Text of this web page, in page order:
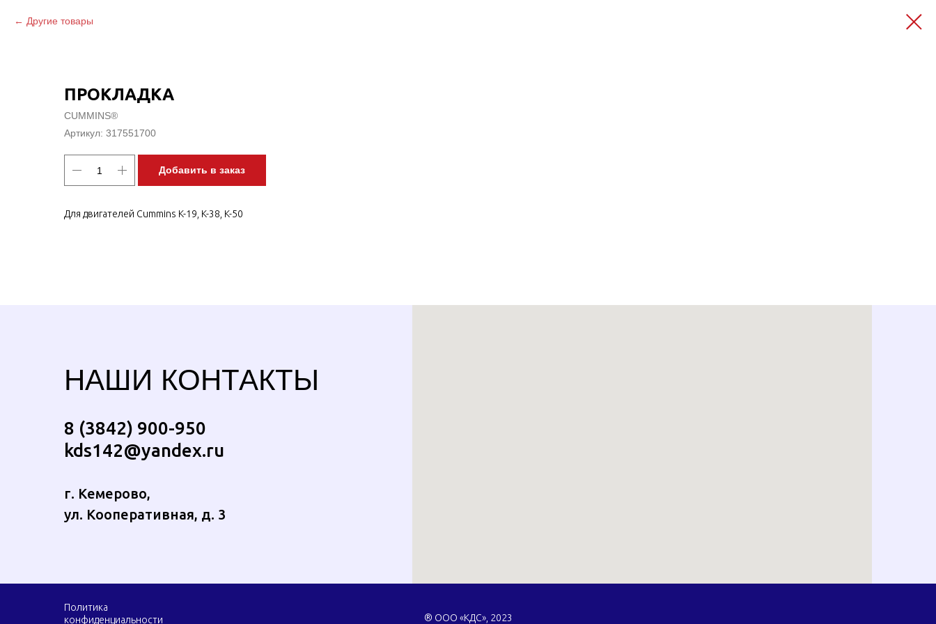
Другие товары
ПРОКЛАДКА
CUMMINS®
Артикул: 317551700
Добавить в заказ
Для двигателей Cummins K-19, K-38, K-50
НАШИ КОНТАКТЫ
8 (3842) 900-950
kds142@yandex.ru
г. Кемерово,
ул. Кооперативная, д. 3
® ООО «КДС», 2023
Политика
конфиденциальности